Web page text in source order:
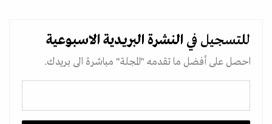
للتسجيل في النشرة البريدية الاسبوعية
احصل على أفضل ما تقدمه "المجلة" مباشرة الى بريدك.